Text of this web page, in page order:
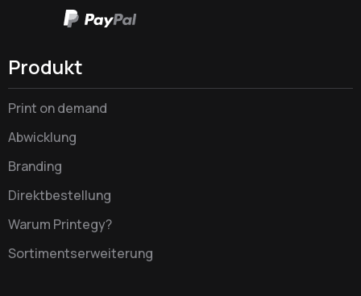
Produkt
Print on demand
Abwicklung
Branding
Direktbestellung
Warum Printegy?
Sortimentserweiterung